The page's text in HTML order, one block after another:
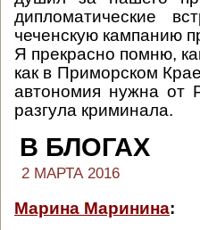
дипломатические
чеченскую кампанию
Я прекрасно помню,
как в Приморском
автономия нужна от
разгула криминала.
В БЛОГАХ
2 МАРТА 2016
Марина Маринина: